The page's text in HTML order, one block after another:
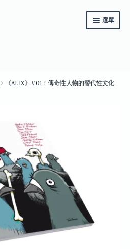
選單
《ALIX》#01：傳奇性人物的替代性文化